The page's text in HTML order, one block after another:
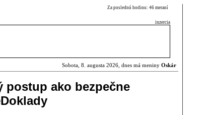
Za poslednú hodinu: 46 meraní
inzercia
Sobota, 8. augusta 2026, dnes má meniny Oskár
postup ako bezpečne